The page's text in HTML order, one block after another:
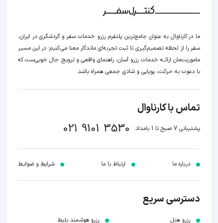
ما در کارناوال به عنوان جامع‌ترین پلتفرم رزرو خدمات سفر و گردشگری در ایران،
سفر را از لحظه‌ تصمیم‌گیری تا ثبت تجربه‌ای ماندگار معنا می‌کنیم؛ در این مسیر‍
ماموریت‌مان اراﺋــﻪ خدمات رزرو آسان، راهنمای واقعی و ترویج حال خوبی‌ست که
با دعوت به حرکت، پویایی و شادی جمعی همراه باشد.
تماس با کارناوال
پشتیبانی 7 صبح تا 1 بامداد: 021 9101 3530
درباره ما ارتباط با ما شرایط و ضوابـط
دسترسی سریع
رزرو هتل
رزرو هوشمند بلیط